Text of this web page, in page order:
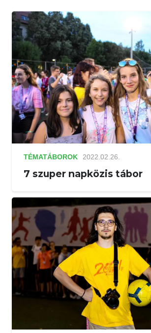
TÉMATÁBOROK 2022.02.26.
7 szuper napközis tábor